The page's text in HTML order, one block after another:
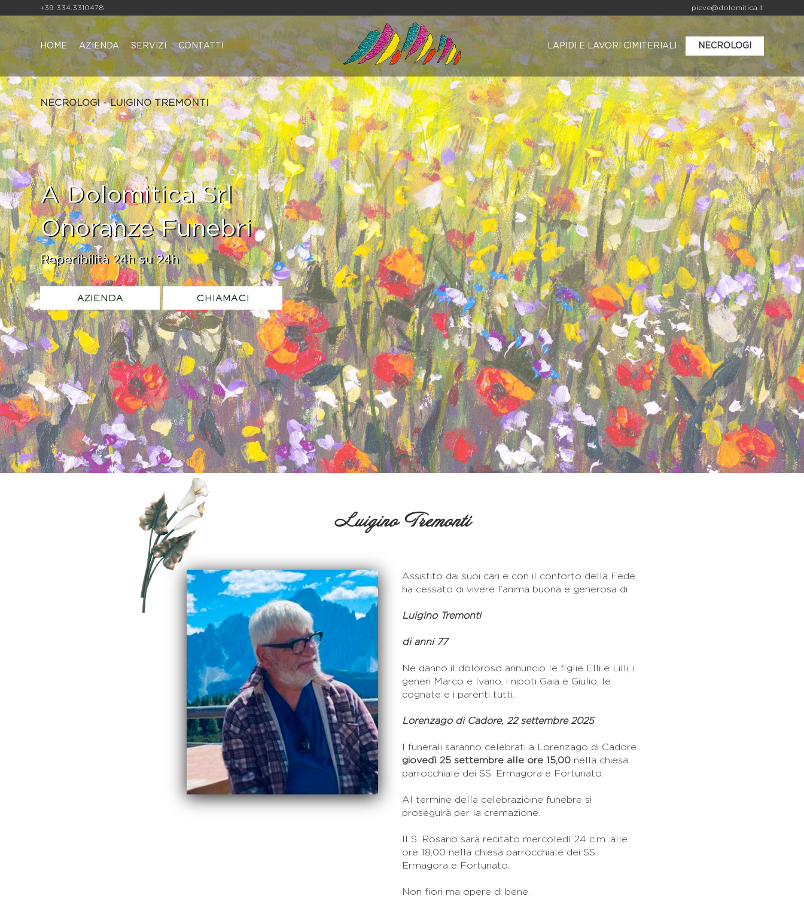
+39 334.3310478 pieve@dolomitica.it
HOME AZIENDA SERVIZI CONTATTI LAPIDI E LAVORI CIMITERIALI NECROLOGI
A Dolomitica Srl
Onoranze Funebri
Reperibilità 24h su 24h
AZIENDA CHIAMACI
NECROLOGI - LUIGINO TREMONTI
Luigino Tremonti
Assistito dai suoi cari e con il conforto della Fede
ha cessato di vivere l’anima buona e generosa di
Luigino Tremonti
di anni 77
Ne danno il doloroso annuncio le figlie Elli e Lilli, i
generi Marco e Ivano, i nipoti Gaia e Giulio, le
cognate e i parenti tutti.
Lorenzago di Cadore, 22 settembre 2025
I funerali saranno celebrati a Lorenzago di Cadore
giovedì 25 settembre alle ore 15,00 nella chiesa
parrocchiale dei SS. Ermagora e Fortunato.
Al termine della celebrazioine funebre si
proseguirà per la cremazione.
Il S. Rosario sarà recitato mercoledì 24 c.m. alle
ore 18,00 nella chiesa parrocchiale dei SS.
Ermagora e Fortunato.
Non fiori ma opere di bene.